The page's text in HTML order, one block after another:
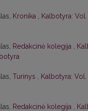
Kronika
Kalbotyra: Vol.
Redakcinė kolegija
Turinys
Kalbotyra: Vol.
Redakcinė kolegija